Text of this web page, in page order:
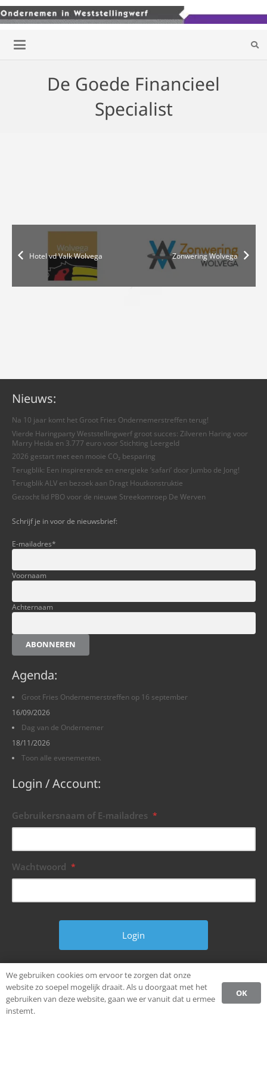
De Goede Financieel
Specialist
Hotel vd Valk Wolvega Zonwering Wolvega
Nieuws:
Na 10 jaar komt het Groot Fries Ondernemerstreffen terug!
Vierde Haringparty Weststellingwerf groot succes: Zilveren Haring voor
Marry Heida en 3.777 euro voor Stichting Leergeld
2026 gestart met een mooie CO₂ besparing
Terugblik: Een inspirerende en energieke ‘safari’ door Jumbo de Jong!
Terugblik ALV en bezoek aan Dragt Houtkonstruktie
Gezocht lid PBO voor de nieuwe Streekomroep De Werven
Schrijf je in voor de nieuwsbrief:
E-mailadres*
Voornaam
Achternaam
ABONNEREN
Agenda:
Groot Fries Ondernemerstreffen op 16 september
16/09/2026
Dag van de Ondernemer
18/11/2026
Toon alle evenementen.
Login / Account:
Gebruikersnaam of E-mailadres *
Wachtwoord *
Wachtwoord vergeten?
We gebruiken cookies om ervoor te zorgen dat onze
website zo soepel mogelijk draait. Als u doorgaat met het
gebruiken van deze website, gaan we er vanuit dat u ermee
instemt.
OK